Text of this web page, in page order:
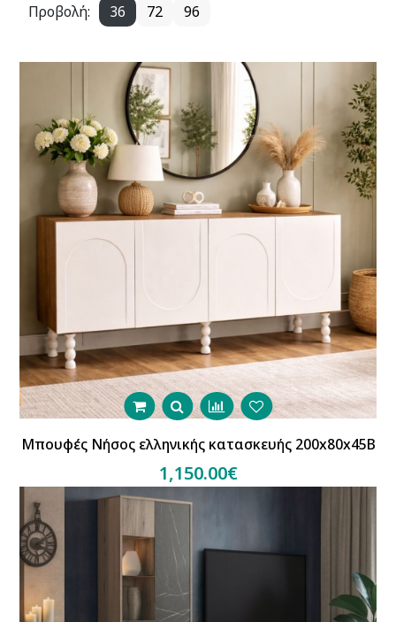
Προβολή: 36 72 96
Μπουφές Νήσος ελληνικής κατασκευής 200x80x45B
1,150.00€